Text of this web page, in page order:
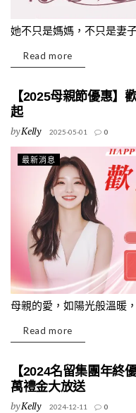
她不只是媽媽，不只是妻
Read more
【2025母親節優惠】
起
byKelly 2025-05-01 0
最新消息
母親的愛，如陽光般溫暖
Read more
【2024名留集團年終
萬禮金大放送
byKelly 2024-12-11 0